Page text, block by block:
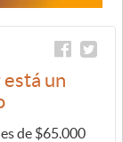
está un
de $65.000